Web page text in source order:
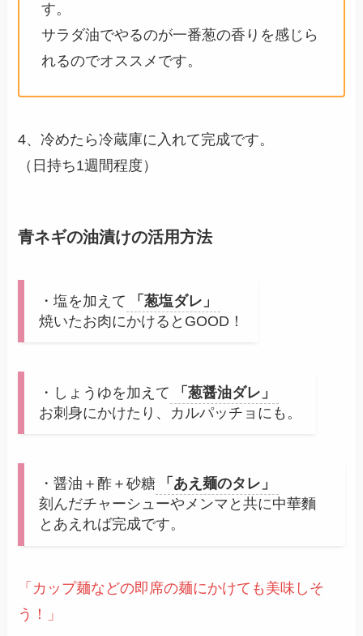
す。
サラダ油でやるのが一番葱の香りを感じら
れるのでオススメです。
4、冷めたら冷蔵庫に入れて完成です。
（日持ち1週間程度）
青ネギの油漬けの活用方法
・塩を加えて
「葱塩ダレ」
焼いたお肉にかけるとGOOD！
・しょうゆを加えて
「葱醤油ダレ」
お刺身にかけたり、カルパッチョにも。
・醤油＋酢＋砂糖
「あえ麺のタレ」
刻んだチャーシューやメンマと共に中華麵
とあえれば完成です。
「カップ麺などの即席の麺にかけても美味しそ
う！」